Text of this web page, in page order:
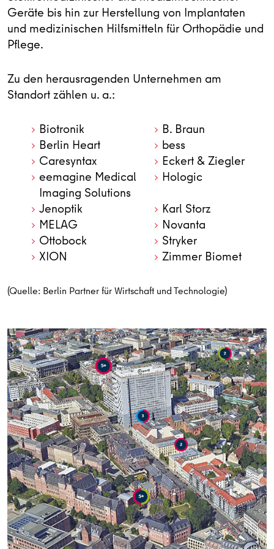
Geräte bis hin zur Herstellung von Implantaten
und medizinischen Hilfsmitteln für Orthopädie und
Pflege.
Zu den herausragenden Unternehmen am
Standort zählen u. a.:
Biotronik
B. Braun
Berlin Heart
bess
Caresyntax
Eckert & Ziegler
eemagine Medical
Imaging Solutions
Hologic
Jenoptik
Karl Storz
MELAG
Novanta
Ottobock
Stryker
XION
Zimmer Biomet
(Quelle: Berlin Partner für Wirtschaft und Technologie)